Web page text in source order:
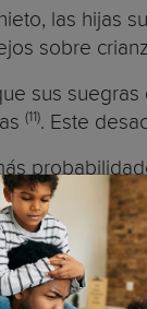
las hijas
sobre
sus
(11). Este
que de
excluidas
esfuerzo
parte a que